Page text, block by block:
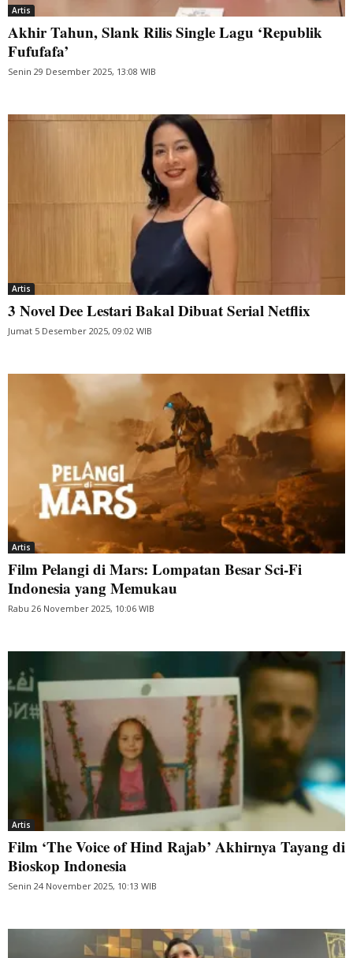
Artis
Akhir Tahun, Slank Rilis Single Lagu ‘Republik
Fufufafa’
Senin 29 Desember 2025, 13:08 WIB
Artis
3 Novel Dee Lestari Bakal Dibuat Serial Netflix
Jumat 5 Desember 2025, 09:02 WIB
Artis
Film Pelangi di Mars: Lompatan Besar Sci-Fi
Indonesia yang Memukau
Rabu 26 November 2025, 10:06 WIB
Artis
Film ‘The Voice of Hind Rajab’ Akhirnya Tayang di
Bioskop Indonesia
Senin 24 November 2025, 10:13 WIB